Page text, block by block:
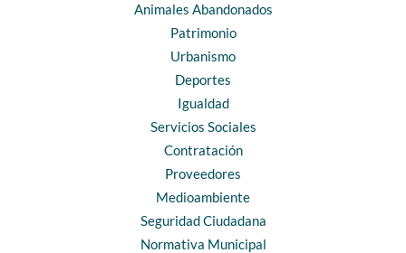
Animales Abandonados
Patrimonio
Urbanismo
Deportes
Igualdad
Servicios Sociales
Contratación
Proveedores
Medioambiente
Seguridad Ciudadana
Normativa Municipal